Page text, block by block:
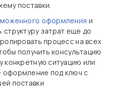
поставки.
оформления и
затрат еще до
процесс на всех
получить консультацию
конкретную ситуацию или
оформление под ключ с
поставки